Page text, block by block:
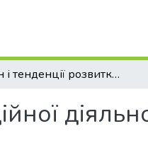
Стан і тенденції розвитку інвестиційної діяльності вітчизняних підприємств